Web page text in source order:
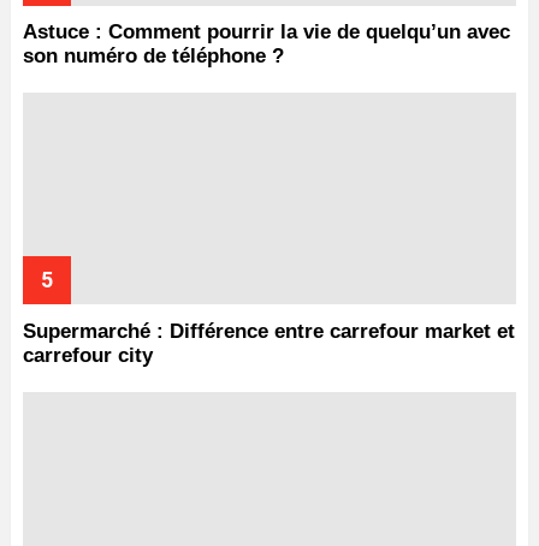
Astuce : Comment pourrir la vie de quelqu’un avec
son numéro de téléphone ?
Supermarché : Différence entre carrefour market et
carrefour city